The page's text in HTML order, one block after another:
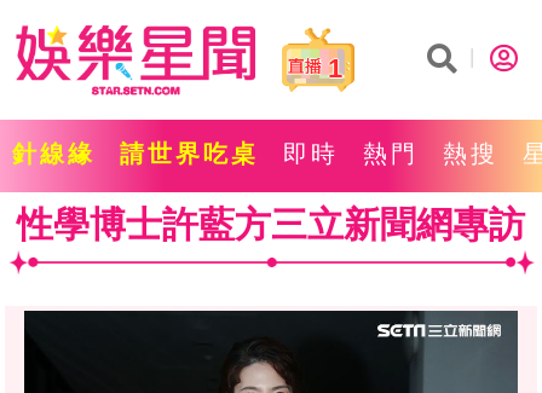
1
針線緣 請世界吃桌 即時 熱門 熱搜
性學博士許藍方三立新聞網專訪